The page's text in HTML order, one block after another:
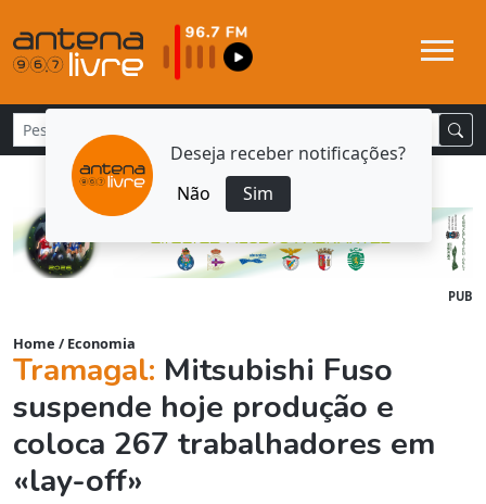
Deseja receber notificações?
Não
Sim
PUB
Home / Economia
Tramagal: Mitsubishi Fuso
suspende hoje produção e
coloca 267 trabalhadores em
«lay-off»